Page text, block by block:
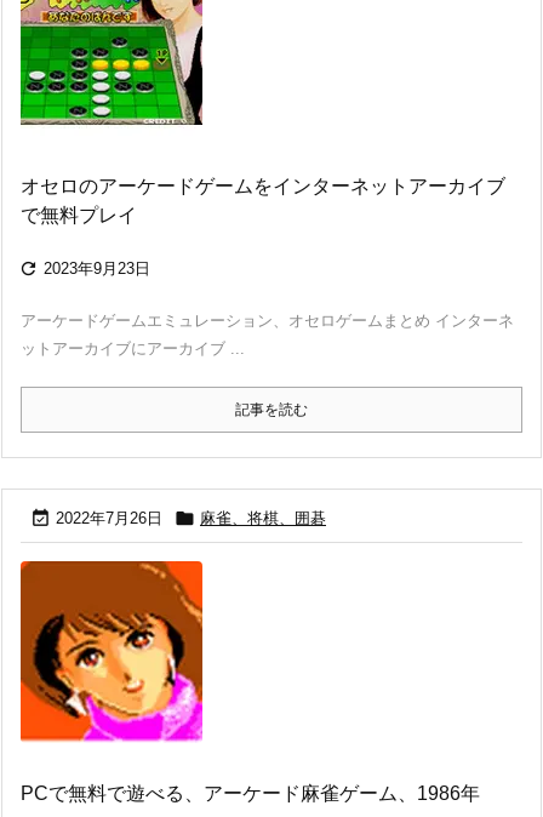
オセロのアーケードゲームをインターネットアーカイブ
で無料プレイ
 2023年9月23日
アーケードゲームエミュレーション、オセロゲームまとめ インターネ
ットアーカイブにアーカイブ ...
記事を読む
 2022年7月26日  麻雀、将棋、囲碁
PCで無料で遊べる、アーケード麻雀ゲーム、1986年